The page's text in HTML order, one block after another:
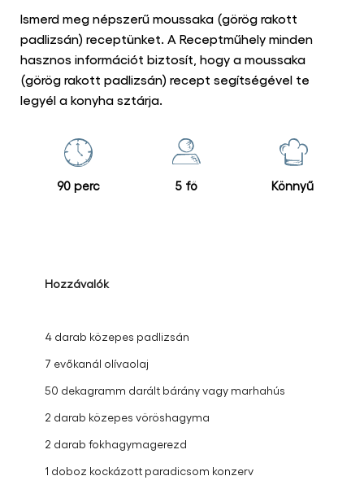
elemhez
Ismerd meg népszerű moussaka (görög rakott
padlizsán) receptünket. A Receptműhely minden
hasznos információt biztosít, hogy a moussaka
(görög rakott padlizsán) recept segítségével te
legyél a konyha sztárja.
90 perc 5 fő Könnyű
Hozzávalók
4 darab közepes padlizsán
7 evőkanál olívaolaj
50 dekagramm darált bárány vagy marhahús
2 darab közepes vöröshagyma
2 darab fokhagymagerezd
1 doboz kockázott paradicsom konzerv